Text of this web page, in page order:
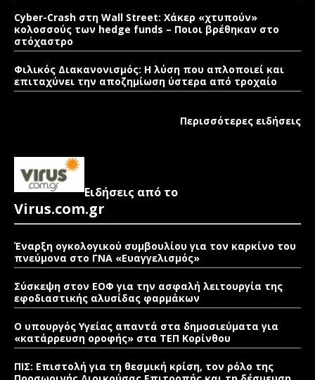
Cyber-Crash στη Wall Street: Χάκερ «χτυπούν»
κολοσσούς των hedge funds – Ποιοι βρέθηκαν στο
στόχαστρο
Φιλικός Διακανονισμός: Η λύση που απλοποιεί και
επιταχύνει την αποζημίωση ύστερα από τροχαίο
Περισσότερες ειδήσεις
Ειδήσεις από το
Virus.com.gr
Έναρξη ογκολογικού συμβουλίου για τον καρκίνο του
πνεύμονα στο ΓΝΑ «Ευαγγελισμός»
Σύσκεψη στον ΕΟΦ για την ασφαλή λειτουργία της
εφοδιαστικής αλυσίδας φαρμάκων
Ο υπουργός Υγείας απαντά στα δημοσιεύματα για
«κατάρρευση οροφής» στα ΤΕΠ Κορίνθου
ΠΙΣ: Επιστολή για τη θεσμική κρίση, τον ρόλο της